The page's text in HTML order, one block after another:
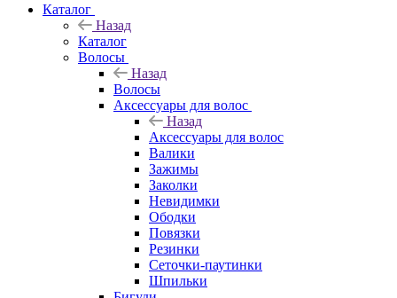
Каталог
Назад
Каталог
Волосы
Назад
Волосы
Аксессуары для волос
Назад
Аксессуары для волос
Валики
Зажимы
Заколки
Невидимки
Ободки
Повязки
Резинки
Сеточки-паутинки
Шпильки